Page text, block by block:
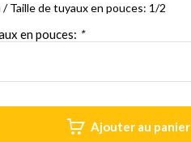
/ Taille de tuyaux en pouces: 1/2
en pouces: *
Ajouter au panier